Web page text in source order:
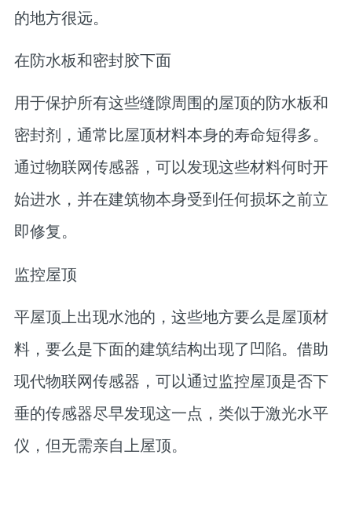
的地方很远。
在防水板和密封胶下面
用于保护所有这些缝隙周围的屋顶的防水板和
密封剂，通常比屋顶材料本身的寿命短得多。
通过物联网传感器，可以发现这些材料何时开
始进水，并在建筑物本身受到任何损坏之前立
即修复。
监控屋顶
平屋顶上出现水池的，这些地方要么是屋顶材
料，要么是下面的建筑结构出现了凹陷。借助
现代物联网传感器，可以通过监控屋顶是否下
垂的传感器尽早发现这一点，类似于激光水平
仪，但无需亲自上屋顶。